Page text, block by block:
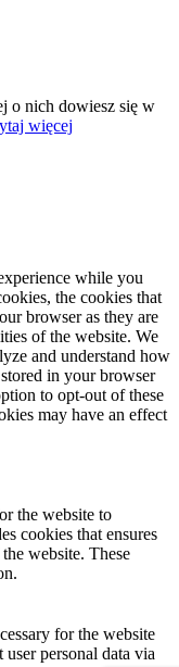
o nich dowiesz się w
więcej
while you
the cookies that
browser as they are
of the website. We
and understand how
in your browser
to opt-out of these
may have an effect
the website to
cookies that ensures
website. These
for the website
personal data via